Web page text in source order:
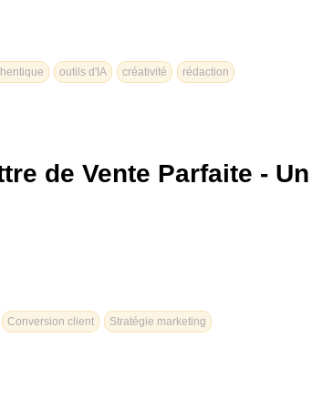
outils d'IA créativité rédaction
de Vente Parfaite - Un
Conversion client Stratégie marketing